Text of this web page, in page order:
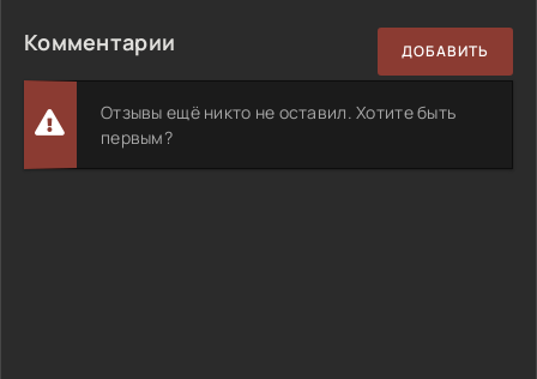
Комментарии ДОБАВИТЬ
Отзывы ещё никто не оставил. Хотите быть
первым?